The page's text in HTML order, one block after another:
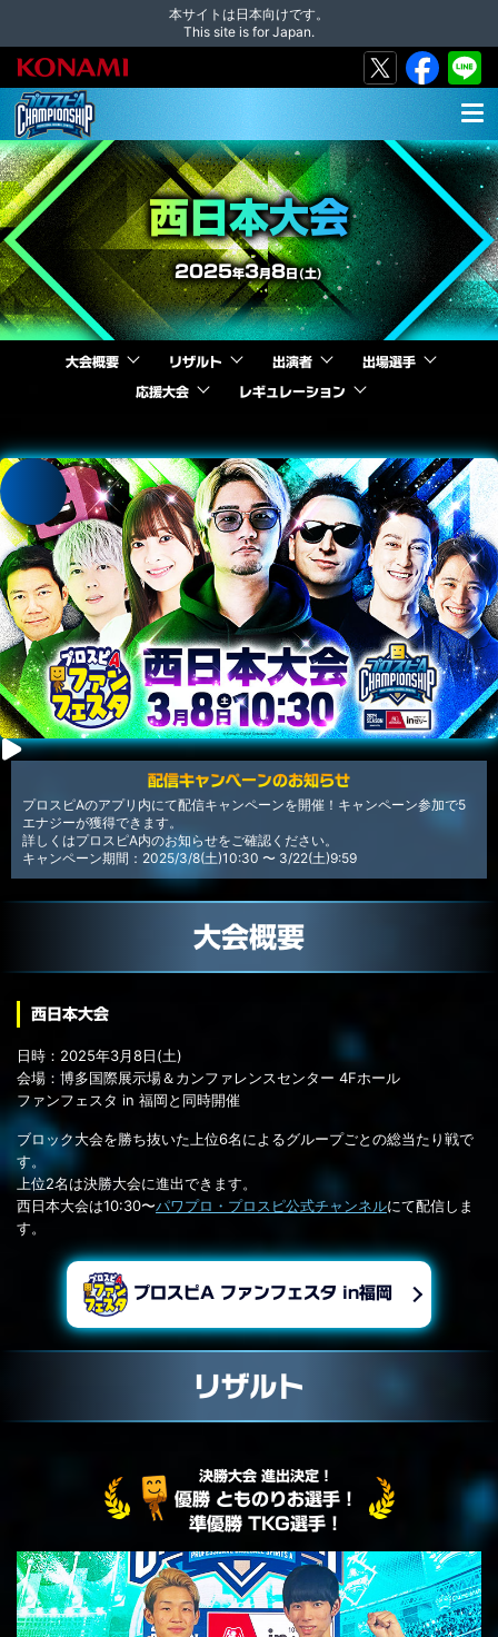
本サイトは日本向けです。
This site is for Japan.
MEN
U
西日本大会
2025年3月 8 日(土)
大会概要 リザルト 出演者 出場選手
応援大会 レギュレーション
配信キャンペーンのお知らせ
プロスピAのアプリ内にて配信キャンペーンを開催！キャンペーン参加で5
エナジーが獲得できます。
詳しくはプロスピA内のお知らせをご確認ください。
キャンペーン期間：2025/3/8(土)10:30 〜 3/22(土)9:59
大会概要
西日本大会
日時：2025年3月8日(土)
会場：博多国際展示場＆カンファレンスセンター 4Fホール
ファンフェスタ in 福岡と同時開催
ブロック大会を勝ち抜いた上位6名によるグループごとの総当たり戦で
す。
上位2名は決勝大会に進出できます。
西日本大会は10:30〜パワプロ・プロスピ公式チャンネルにて配信しま
す。
プロスピA ファンフェスタ in福岡
リザルト
決勝大会 進出決定！
優勝 とものりお選手！
準優勝 TKG選手！